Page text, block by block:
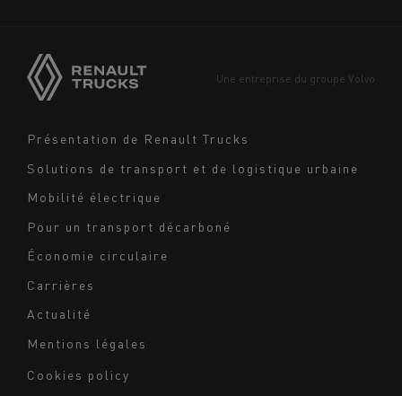
Europe
Navigation
Présentation de Renault Trucks
Solutions de transport et de logistique urbaine
Mobilité électrique
Pour un transport décarboné
Économie circulaire
Carrières
Actualité
Une entreprise du groupe Volvo
Mentions légales
Cookies policy